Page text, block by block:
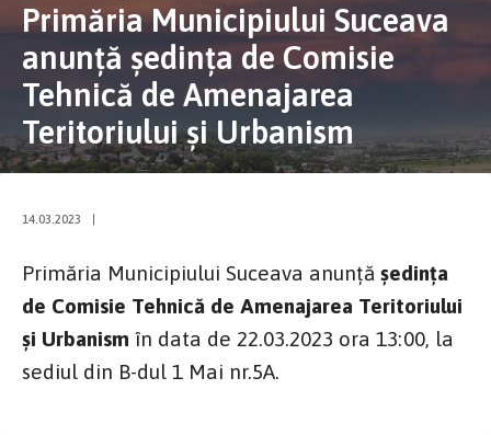
Primăria Municipiului Suceava
anunță ședința de Comisie
Tehnică de Amenajarea
Teritoriului și Urbanism
14.03.2023
Primăria Municipiului Suceava anunță ședința
de Comisie Tehnică de Amenajarea Teritoriului
și Urbanism în data de 22.03.2023 ora 13:00, la
sediul din B-dul 1 Mai nr.5A.